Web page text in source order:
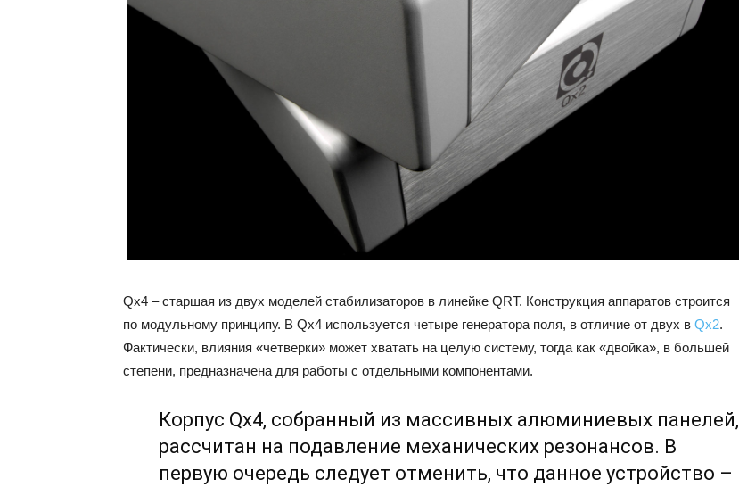
Qx4 – старшая из двух моделей стабилизаторов в линейке QRT. Конструкция аппаратов строится
по модульному принципу. В Qx4 используется четыре генератора поля, в отличие от двух в Qx2.
Фактически, влияния «четверки» может хватать на целую систему, тогда как «двойка», в большей
степени, предназначена для работы с отдельными компонентами.
Корпус Qx4, собранный из массивных алюминиевых панелей,
рассчитан на подавление механических резонансов. В
первую очередь следует отменить, что данное устройство –